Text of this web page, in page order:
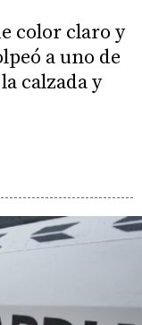
color claro y
a uno de
calzada y